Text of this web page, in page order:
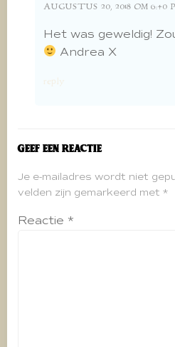
AUGUSTUS 20, 2018 OM 6:40
Het was geweldig!
Andrea X
reply
Geef een reactie
Je e-mailadres wordt niet
velden zijn gemarkeerd met *
Reactie *